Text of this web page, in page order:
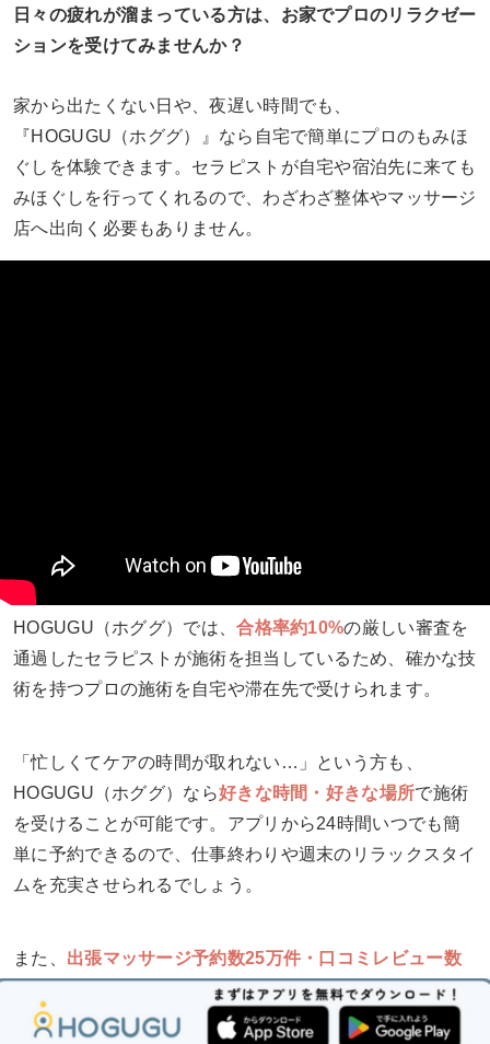
日々の疲れが溜まっている方は、お家でプロのリラクゼー
ションを受けてみませんか？
家から出たくない日や、夜遅い時間でも、
『HOGUGU（ホググ）』なら自宅で簡単にプロのもみほ
ぐしを体験できます。セラピストが自宅や宿泊先に来ても
みほぐしを行ってくれるので、わざわざ整体やマッサージ
店へ出向く必要もありません。
HOGUGU（ホググ）では、合格率約10%の厳しい審査を
通過したセラピストが施術を担当しているため、確かな技
術を持つプロの施術を自宅や滞在先で受けられます。
「忙しくてケアの時間が取れない…」という方も、
HOGUGU（ホググ）なら好きな時間・好きな場所で施術
を受けることが可能です。アプリから24時間いつでも簡
単に予約できるので、仕事終わりや週末のリラックスタイ
ムを充実させられるでしょう。
また、 出張マッサージ予約数25万件・口コミレビュー数
を誇り、多くの方に選ばれ続けています
（※2025年10月現在）。さらに、施術や料金の比較もで